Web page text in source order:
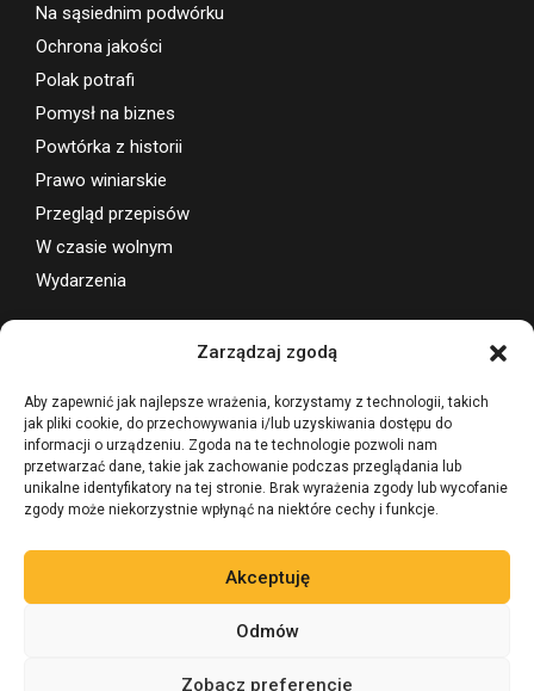
Zarządzaj zgodą
Aby zapewnić jak najlepsze wrażenia, korzystamy z technologii, takich
jak pliki cookie, do przechowywania i/lub uzyskiwania dostępu do
informacji o urządzeniu. Zgoda na te technologie pozwoli nam
przetwarzać dane, takie jak zachowanie podczas przeglądania lub
unikalne identyfikatory na tej stronie. Brak wyrażenia zgody lub wycofanie
zgody może niekorzystnie wpłynąć na niektóre cechy i funkcje.
Akceptuję
Odmów
Zobacz preferencje
Na sąsiednim podwórku
Ochrona jakości
Polak potrafi
Pomysł na biznes
Powtórka z historii
Prawo winiarskie
Przegląd przepisów
W czasie wolnym
Wydarzenia